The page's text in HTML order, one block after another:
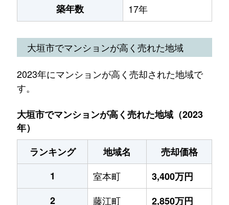
築年数 17年
大垣市でマンションが高く売れた地域
2023年にマンションが高く売却された地域で
す。
大垣市でマンションが高く売れた地域（2023
年）
ランキング
地域名
売却価格
1
室本町
3,400万円
2
藤江町
2,850万円